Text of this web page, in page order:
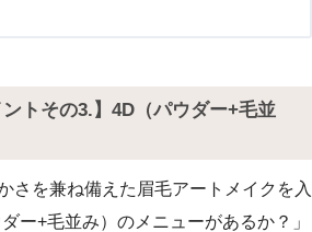
ントその3.】4D（パウダー+毛並
さを兼ね備えた眉毛アートメイクを入
ー+毛並み）のメニューがあるか？」